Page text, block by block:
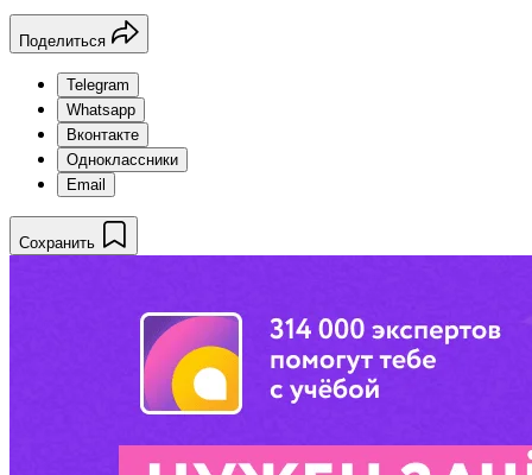
Поделиться
Telegram
Whatsapp
Вконтакте
Одноклассники
Email
Сохранить